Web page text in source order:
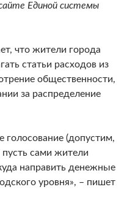
Единой системы
что жители города
статьи расходов из
общественности,
за распределение
голосование (допустим,
сами жители
направить денежные
уровня», – пишет